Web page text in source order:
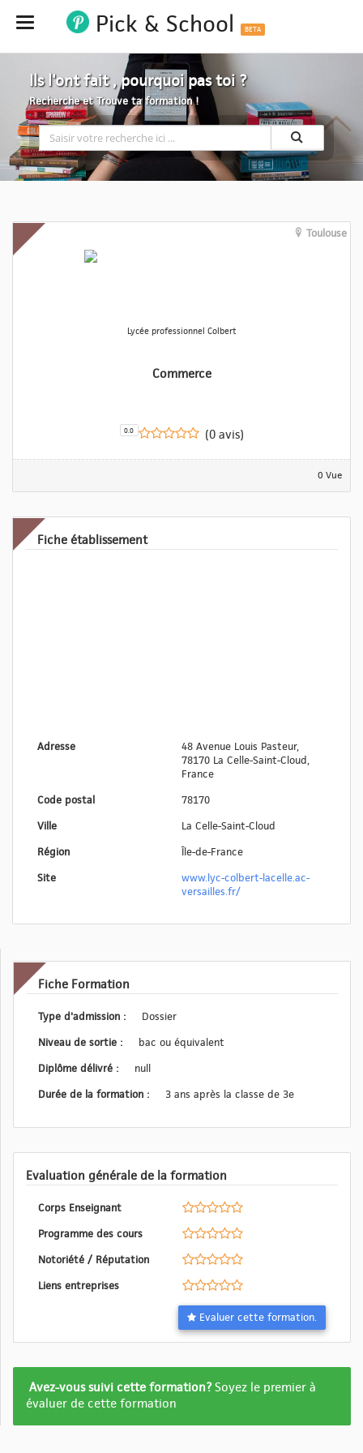
Hide Pick & School BETA
Ils l'ont fait , pourquoi pas toi ?
Recherche et Trouve ta formation !
Toulouse
Lycée professionnel Colbert
Commerce
0.0 (0 avis)
0 Vue
Fiche établissement
Adresse
48 Avenue Louis Pasteur,
78170 La Celle-Saint-Cloud,
France
Code postal
78170
Ville
La Celle-Saint-Cloud
Région
Île-de-France
Site
www.lyc-colbert-lacelle.ac-
versailles.fr/
Fiche Formation
Type d'admission :
Dossier
Niveau de sortie :
bac ou équivalent
Diplôme délivré :
null
Durée de la formation :
3 ans après la classe de 3e
Evaluation générale de la formation
Corps Enseignant
Programme des cours
Notoriété / Réputation
Liens entreprises
Evaluer cette formation.
Formation
pas
Avez-vous suivi cette formation?Soyez le premier à
évaluer de cette formation